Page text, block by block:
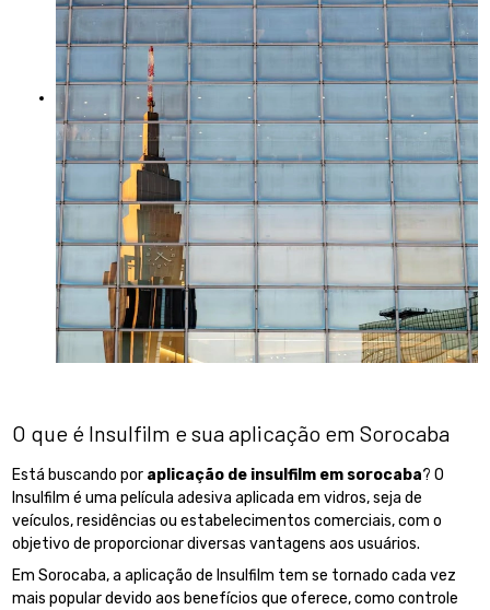
O que é Insulfilm e sua aplicação em Sorocaba
Está buscando por aplicação de insulfilm em sorocaba? O
Insulfilm é uma película adesiva aplicada em vidros, seja de
veículos, residências ou estabelecimentos comerciais, com o
objetivo de proporcionar diversas vantagens aos usuários.
Em Sorocaba, a aplicação de Insulfilm tem se tornado cada vez
mais popular devido aos benefícios que oferece, como controle